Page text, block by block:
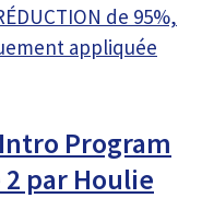
de 95%,
appliquée
Program
2 par Houlie